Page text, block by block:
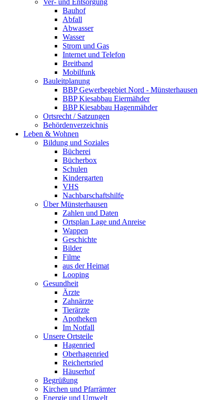
Ver- und Entsorgung
Bauhof
Abfall
Abwasser
Wasser
Strom und Gas
Internet und Telefon
Breitband
Mobilfunk
Bauleitplanung
BBP Gewerbegebiet Nord - Münsterhausen
BBP Kiesabbau Eiermähder
BBP Kiesabbau Hagenmähder
Ortsrecht / Satzungen
Behördenverzeichnis
Leben & Wohnen
Bildung und Soziales
Bücherei
Bücherbox
Schulen
Kindergarten
VHS
Nachbarschaftshilfe
Über Münsterhausen
Zahlen und Daten
Ortsplan Lage und Anreise
Wappen
Geschichte
Bilder
Filme
aus der Heimat
Looping
Gesundheit
Ärzte
Zahnärzte
Tierärzte
Apotheken
Im Notfall
Unsere Ortsteile
Hagenried
Oberhagenried
Reichertsried
Häuserhof
Begrüßung
Kirchen und Pfarrämter
Energie und Umwelt